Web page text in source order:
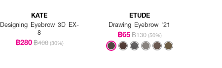
KATE
Designing Eyebrow 3D EX-
8
฿280฿400 (30%)
ETUDE
Drawing Eyebrow '21
฿65฿130 (50%)